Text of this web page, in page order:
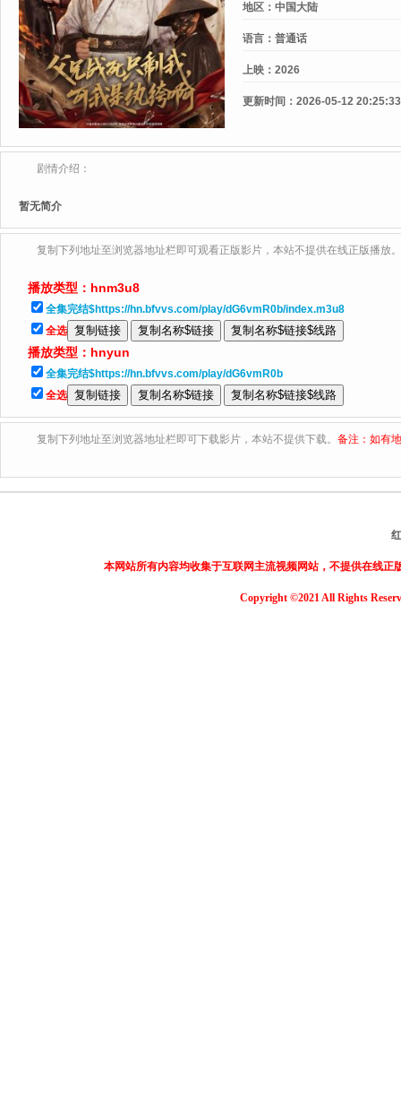
地区： 中国大陆
语言： 普通话
上映： 2026
更新时间： 2026-05-12 20:25:33
剧情介绍：
暂无简介
复制下列地址至浏览器地址栏即可观看正版影片，本站不提供在线正版播放。
播放类型： hnm3u8
全集完结$https://hn.bfvvs.com/play/dG6vmR0b/index.m3u8
全选
播放类型： hnyun
全集完结$https://hn.bfvvs.com/play/dG6vmR0b
全选
复制下列地址至浏览器地址栏即可下载影片，本站不提供下载。 备注：如有
本网站所有内容均收集于互联网主流视频网站，不提供在线
Copyright ©2021 All Rights